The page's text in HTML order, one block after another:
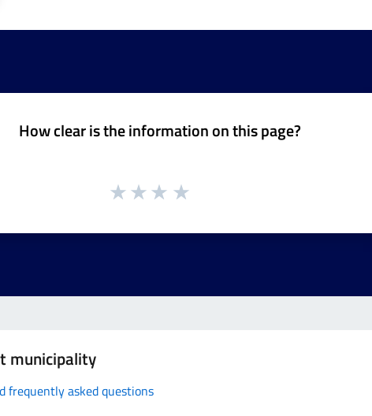
How clear is the information on this page?
municipality
frequently asked questions